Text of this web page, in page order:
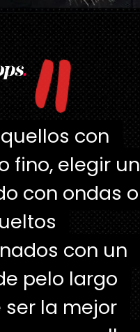
"con
fino, elegir un
con ondas o
con un
pelo largo
la mejor
con
fino, elegir un
con ondas o
con un
pelo largo
la mejor